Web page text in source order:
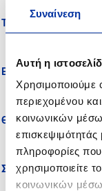
Συναίνεση
Αυτή η
Χρησιμοποιούμε
περιεχομένου
κοινωνικών
πληροφορίες
χρησιμοποιείτε
κοινωνικών
ΤΗΛΕΦΩΝΟ:
ΕΜΑΙL: *
ΘΕΜΑ:
ΣΧΟΛΙΑ: *